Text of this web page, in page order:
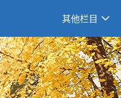
其他栏目